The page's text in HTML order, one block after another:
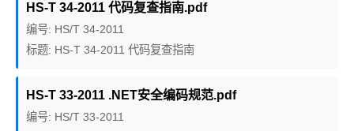
HS-T 34-2011 代码复查指南.pdf
编号: HS/T 34-2011
标题: HS-T 34-2011 代码复查指南
HS-T 33-2011 .NET安全编码规范.pdf
编号: HS/T 33-2011